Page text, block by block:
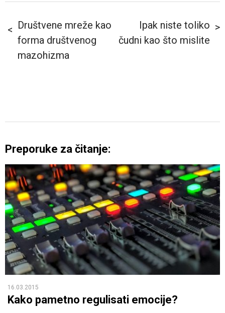
Društvene mreže kao
forma društvenog
mazohizma
Ipak niste toliko
čudni kao što mislite
Preporuke za čitanje:
16.03.2015
Kako pametno regulisati emocije?